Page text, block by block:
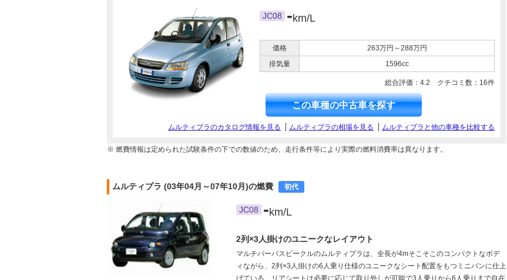
JC08 -km/L
価格
263万円～288万円
排気量
1596cc
総合評価： 4.2 クチコミ数： 16件
この車種の中古車を探す
ムルティプラのカタログ情報を見る ムルティプラの相場を見る ムルティプラと他の車種を比較する
※ 燃費情報は定められた試験条件の下での数値のため、走行条件等により実際の燃料消費率は異なります。
ムルティプラ (03年04月～07年10月)の燃費 初代
JC08 -km/L
2列×3人掛けのユニークなレイアウト
マルチパーバスビークルのムルティプラは、全長が4mそこそこのコンパクトなボデ
ィながら、2列×3人掛けの6人乗り仕様のユニークなシート配置をもつミニバンに仕上
げている。リアシートは必要に応じて取り外しが可能で3人乗りから6人乗りまで自在